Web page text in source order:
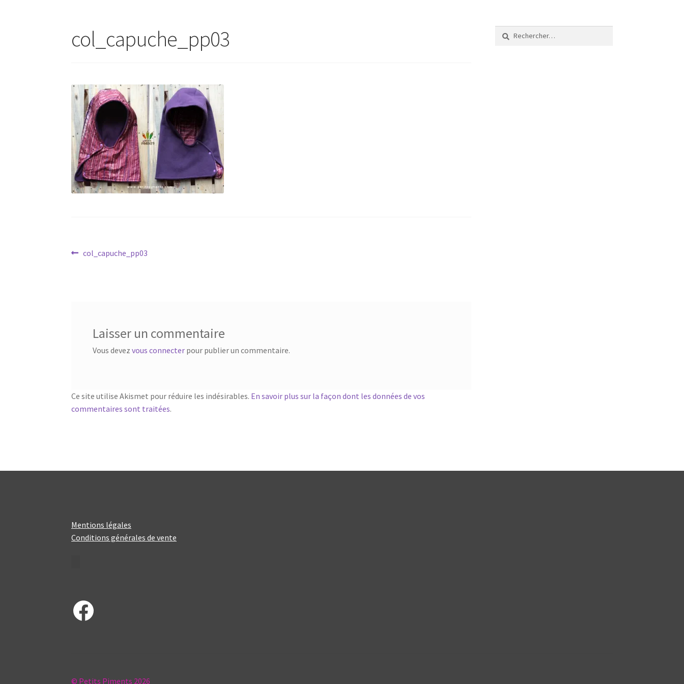
col_capuche_pp03
Navigation
Article
col_capuche_pp03
Laisser un commentaire
Vous devez vous connecterpour publier un commentaire.
Ce site utilise Akismet pour réduire les indésirables. En savoir plus sur la façon dont les données de vos
commentaires sont traitées.
Rechercher :
Mentions légales
Conditions générales de vente
Facebook
© Petits Piments 2026